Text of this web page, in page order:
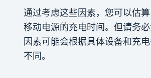
通过考虑这些因素，您可以估
移动电源的充电时间。但请务
因素可能会根据具体设备和充
不同。